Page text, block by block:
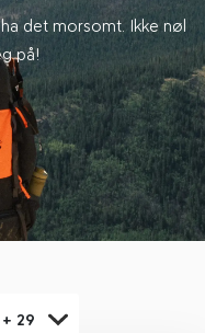
det morsomt. Ikke nøl
på!
+ 29